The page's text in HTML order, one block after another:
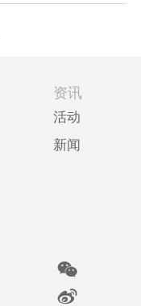
资讯
活动
新闻